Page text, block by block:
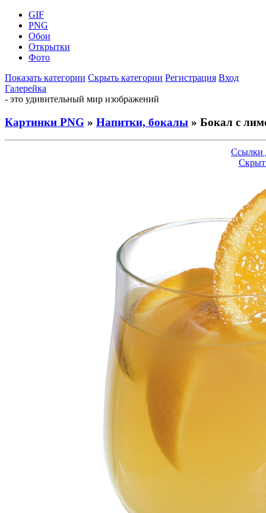
GIF
PNG
Обои
Открытки
Фото
Показать категории Скрыть категории Регистрация Вход
Галерейка
- это удивительный мир изображений
Картинки PNG » Напитки, бокалы » Бокал с
Ссылки